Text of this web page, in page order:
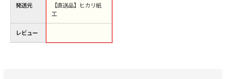
発送元
レビュー
【直送品】ヒカリ紙
工